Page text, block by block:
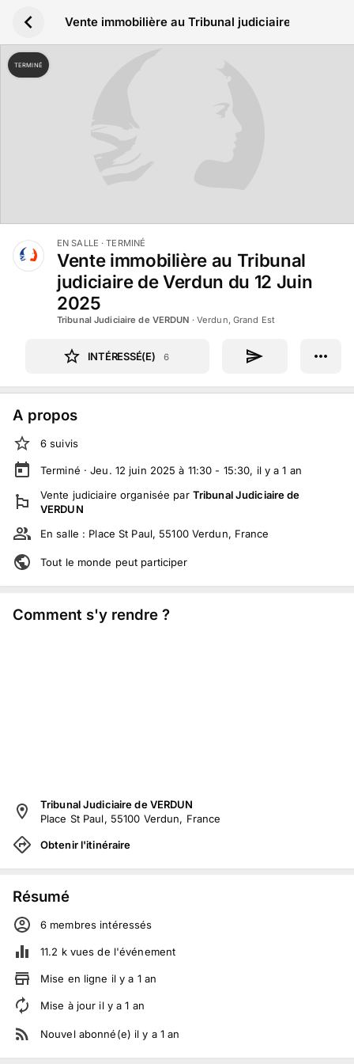
Vente immobilière au Tribunal judiciaire de
TERMINÉ
EN SALLE · TERMINÉ
Vente immobilière au Tribunal
judiciaire de Verdun du 12 Juin
2025
Tribunal Judiciaire de VERDUN · Verdun, Grand Est
INTÉRESSÉ(E) 6
A propos
6 suivis
Terminé ·Jeu. 12 juin 2025 à 11:30 - 15:30, il y a1 an
Vente judiciaire organisée par Tribunal Judiciaire de
VERDUN
En salle : Place St Paul, 55100 Verdun, France
Tout le monde peut participer
Comment s'y rendre ?
Tribunal Judiciaire de VERDUN
Place St Paul, 55100 Verdun, France
Obtenir l'itinéraire
Résumé
6 membres intéressés
11.2 kvues de l'événement
Mise en ligne il y a 1 an
Mise à jour il y a1 an
Nouvel abonné(e) il y a 1 an